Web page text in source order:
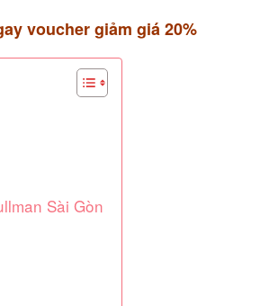
voucher giảm giá 20%
Sài Gòn